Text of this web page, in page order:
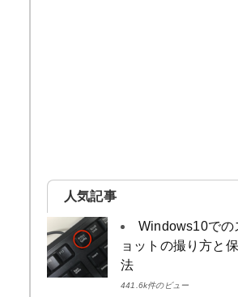
人気記事
Windows10での
ョットの撮り方と
法
441.6k件のビュー